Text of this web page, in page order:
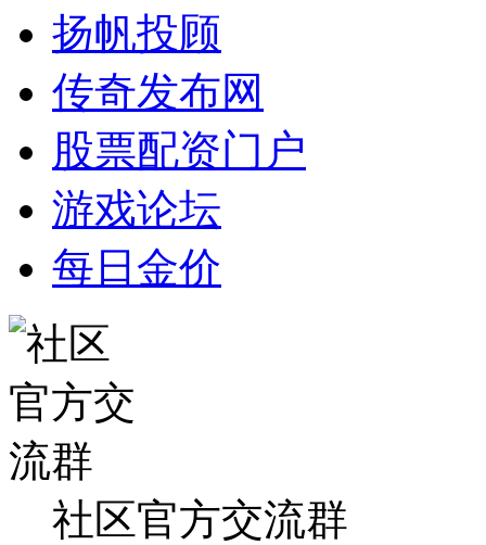
扬帆投顾
传奇发布网
股票配资门户
游戏论坛
每日金价
社区官方交流群